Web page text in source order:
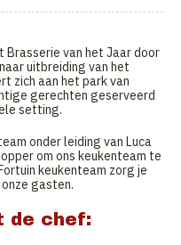
van het Jaar door
uitbreiding van het
zich aan het park van
gerechten geserveerd
setting.
onder leiding van Luca
om ons keukenteam te
keukenteam zorg je
gasten.
de chef: